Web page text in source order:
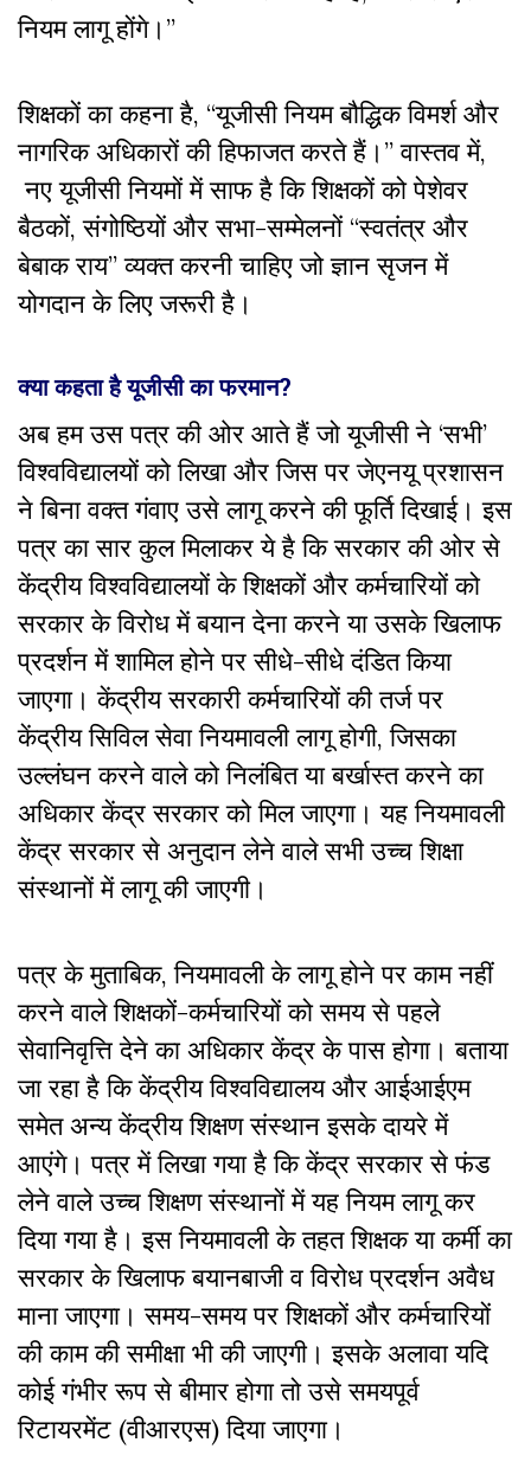
नियम लागू होंगे।”
शिक्षकों का कहना है, “यूजीसी नियम बौद्धिक विमर्श और
नागरिक अधिकारों की हिफाजत करते हैं।” वास्तव में,
नए यूजीसी नियमों में साफ है कि शिक्षकों को पेशेवर
बैठकों, संगोष्ठियों और सभा-सम्मेलनों “स्वतंत्र और
बेबाक राय” व्यक्त करनी चाहिए जो ज्ञान सृजन में
योगदान के लिए जरूरी है।
क्या कहता है यूजीसी का फरमान?
अब हम उस पत्र की ओर आते हैं जो यूजीसी ने ‘सभी’
विश्वविद्यालयों को लिखा और जिस पर जेएनयू प्रशासन
ने बिना वक्त गंवाए उसे लागू करने की फूर्ति दिखाई। इस
पत्र का सार कुल मिलाकर ये है कि सरकार की ओर से
केंद्रीय विश्वविद्यालयों के शिक्षकों और कर्मचारियों को
सरकार के विरोध में बयान देना करने या उसके खिलाफ
प्रदर्शन में शामिल होने पर सीधे-सीधे दंडित किया
जाएगा। केंद्रीय सरकारी कर्मचारियों की तर्ज पर
केंद्रीय सिविल सेवा नियमावली लागू होगी, जिसका
उल्लंघन करने वाले को निलंबित या बर्खास्त करने का
अधिकार केंद्र सरकार को मिल जाएगा। यह नियमावली
केंद्र सरकार से अनुदान लेने वाले सभी उच्च शिक्षा
संस्थानों में लागू की जाएगी।
पत्र के मुताबिक, नियमावली के लागू होने पर काम नहीं
करने वाले शिक्षकों-कर्मचारियों को समय से पहले
सेवानिवृत्ति देने का अधिकार केंद्र के पास होगा। बताया
जा रहा है कि केंद्रीय विश्वविद्यालय और आईआईएम
समेत अन्य केंद्रीय शिक्षण संस्थान इसके दायरे में
आएंगे। पत्र में लिखा गया है कि केंद्र सरकार से फंड
लेने वाले उच्च शिक्षण संस्थानों में यह नियम लागू कर
दिया गया है। इस नियमावली के तहत शिक्षक या कर्मी का
सरकार के खिलाफ बयानबाजी व विरोध प्रदर्शन अवैध
माना जाएगा। समय-समय पर शिक्षकों और कर्मचारियों
की काम की समीक्षा भी की जाएगी। इसके अलावा यदि
कोई गंभीर रूप से बीमार होगा तो उसे समयपूर्व
रिटायरमेंट (वीआरएस) दिया जाएगा।